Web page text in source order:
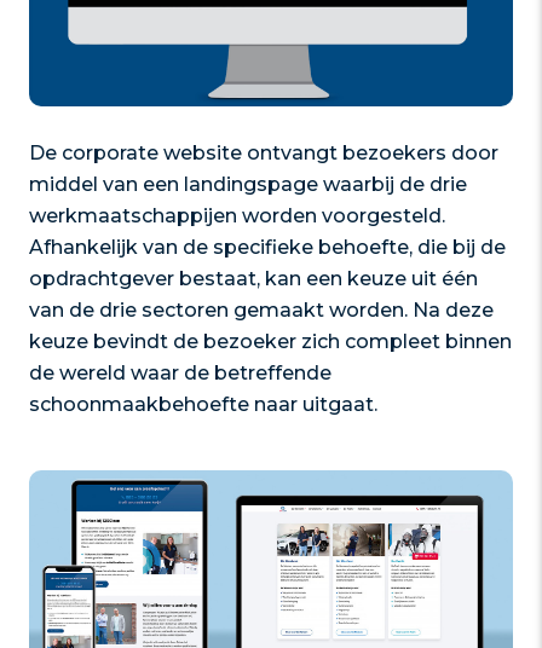
De corporate website ontvangt bezoekers door
middel van een landingspage waarbij de drie
werkmaatschappijen worden voorgesteld.
Afhankelijk van de specifieke behoefte, die bij de
opdrachtgever bestaat, kan een keuze uit één
van de drie sectoren gemaakt worden. Na deze
keuze bevindt de bezoeker zich compleet binnen
de wereld waar de betreffende
schoonmaakbehoefte naar uitgaat.